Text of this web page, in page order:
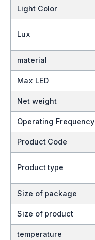
Light Color
Lux
material
Max LED
Net weight
Operating Frequency
Product Code
Product type
Size of package
Size of product
temperature